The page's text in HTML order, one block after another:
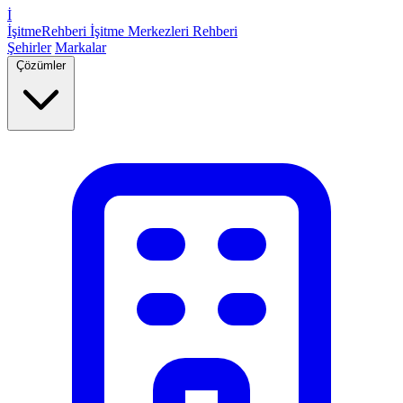
İ
İşitmeRehberi İşitme Merkezleri Rehberi
Şehirler Markalar
Çözümler